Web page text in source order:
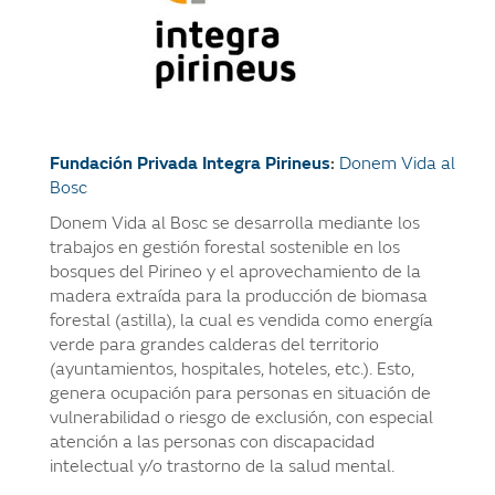
Fundación Privada Integra Pirineus: Donem Vida al
Bosc
Donem Vida al Bosc se desarrolla mediante los
trabajos en gestión forestal sostenible en los
bosques del Pirineo y el aprovechamiento de la
madera extraída para la producción de biomasa
forestal (astilla), la cual es vendida como energía
verde para grandes calderas del territorio
(ayuntamientos, hospitales, hoteles, etc.). Esto,
genera ocupación para personas en situación de
vulnerabilidad o riesgo de exclusión, con especial
atención a las personas con discapacidad
intelectual y/o trastorno de la salud mental.